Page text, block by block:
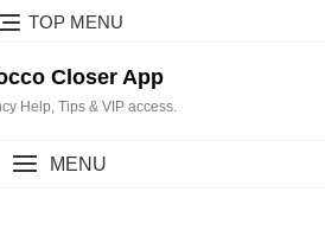
TOP MENU
Closer App
Help, Tips & VIP access.
MENU